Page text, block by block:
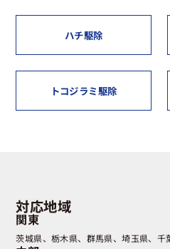
ハチ駆除
トコジラミ駆除
対応地域
関東
茨城県 栃木県 群馬県 埼玉県 千